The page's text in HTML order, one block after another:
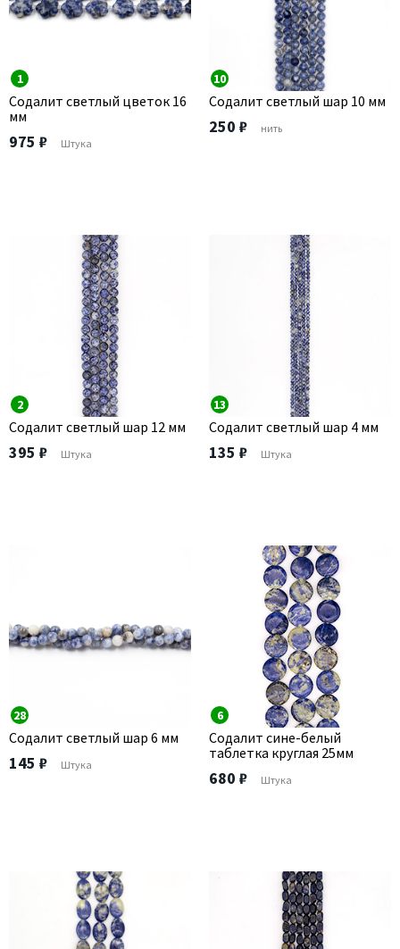
1
Содалит светлый цветок 16
мм
975 ₽ Штука
10
Содалит светлый шар 10 мм
250 ₽ нить
2
Содалит светлый шар 12 мм
395 ₽ Штука
13
Содалит светлый шар 4 мм
135 ₽ Штука
28
Содалит светлый шар 6 мм
145 ₽ Штука
6
Содалит сине-белый
таблетка круглая 25мм
680 ₽ Штука